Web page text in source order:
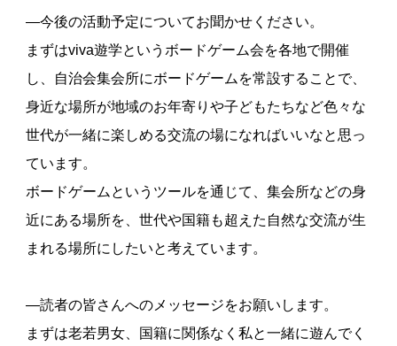
―今後の活動予定についてお聞かせください。
まずはviva遊学というボードゲーム会を各地で開催
し、自治会集会所にボードゲームを常設することで、
身近な場所が地域のお年寄りや子どもたちなど色々な
世代が一緒に楽しめる交流の場になればいいなと思っ
ています。
ボードゲームというツールを通じて、集会所などの身
近にある場所を、世代や国籍も超えた自然な交流が生
まれる場所にしたいと考えています。
―読者の皆さんへのメッセージをお願いします。
まずは老若男女、国籍に関係なく私と一緒に遊んでく